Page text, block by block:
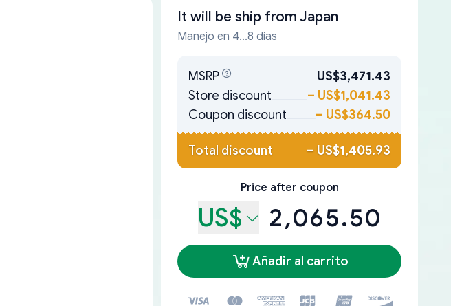
It will be ship from Japan
Manejo en 4...8 días
MSRP
US$3,471.43
Store discount
– US$1,041.43
Coupon discount
– US$364.50
Total discount – US$1,405.93
Price after coupon
US$ 2,065.50
Añadir al carrito